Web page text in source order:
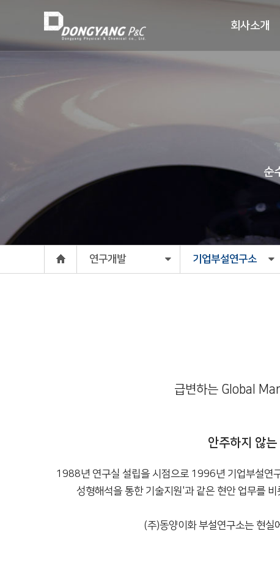
회사소개
순
연구개발 기업부설연구소
급변하는 Global
안주하지 않
1988년 연구실 설립을 시점으로 1996년 기업부설연
성형해석을 통한 기술지원'과 같은 현안 업무를
(주)동양이화 부설연구소는 현실